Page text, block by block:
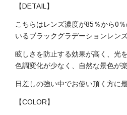
【DETAIL】
こちらはレンズ濃度が85％から0
いるブラックグラデーションレン
眩しさを防止する効果が高く、光
色調変化が少なく、自然な景色が楽
日差しの強い中でお使い頂く方に
【COLOR】